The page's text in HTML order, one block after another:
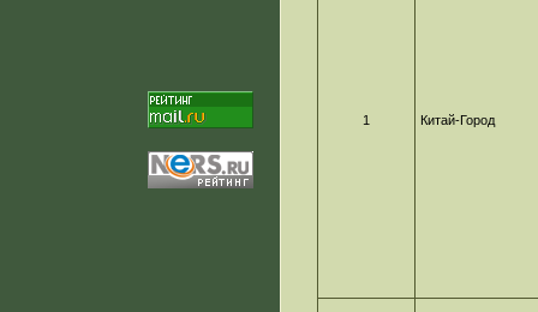
1 Китай-Город